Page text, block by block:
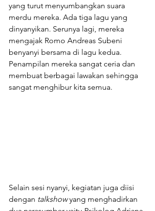
yang turut menyumbangkan suara
merdu mereka. Ada tiga lagu yang
dinyanyikan. Serunya lagi, mereka
mengajak Romo Andreas Subeni
benyanyi bersama di lagu kedua.
Penampilan mereka sangat ceria dan
membuat berbagai lawakan sehingga
sangat menghibur kita semua.
Selain sesi nyanyi, kegiatan juga diisi
dengan talkshow yang menghadirkan